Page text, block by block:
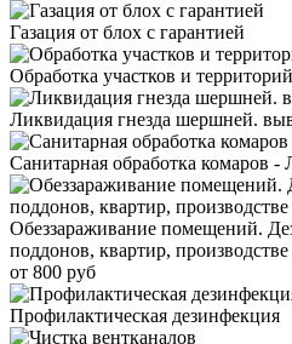
Газация от блох с гарантией
Обработка участков и
Ликвидация гнезда шершней.
Санитарная обработка комаров -
Обеззараживание помещений.
поддонов, квартир, производстве
от 800 руб
Профилактическая дезинфекция